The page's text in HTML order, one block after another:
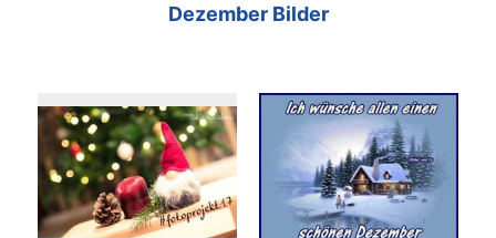
Dezember Bilder